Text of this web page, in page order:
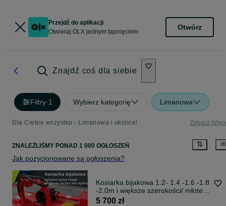
Przejdź do aplikacji
Otwieraj OLX jednym tapnięciem
Otwórz
Znajdź coś dla siebie
Filtry·1 Wybierz kategorię Limanowa
Dla Ciebie wszystko - Limanowa i okolice! Zobacz
ZNALEŹLIŚMY PONAD 1 000 OGŁOSZEŃ
Jak pozycjonowane są ogłoszenia?
Kosiarka bijakowa 1.2- 1.4 -1.6 -1.8
-2.0m i większe szerokości/ młotek
700g mulczer Lisicki -PROMOCJA!
5 700 zł